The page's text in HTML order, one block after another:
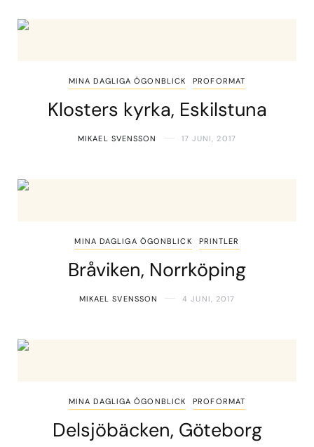
MINA DAGLIGA ÖGONBLICK PROFORMAT
Klosters kyrka, Eskilstuna
MIKAEL SVENSSON 17 JUNI, 2017
MINA DAGLIGA ÖGONBLICK PRINTLER
Bråviken, Norrköping
MIKAEL SVENSSON 4 JUNI, 2017
MINA DAGLIGA ÖGONBLICK PROFORMAT
Delsjöbäcken, Göteborg